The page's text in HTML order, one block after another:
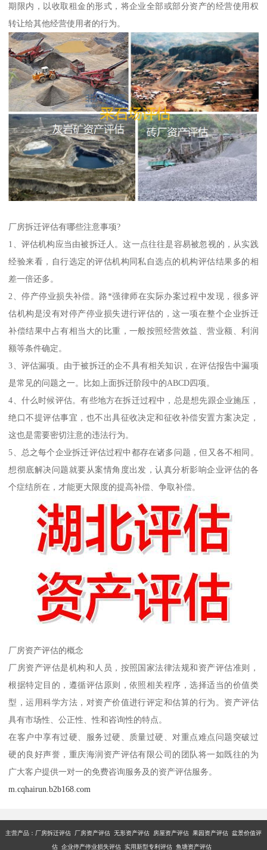
期限内，以收取租金的形式，将企业全部或部分资产的经营使用权
转让给其他经营使用者的行为。
厂房拆迁评估有哪些注意事项?
1、评估机构应当由被拆迁人。这一点往往是容易被忽视的，从实践
经验来看，自行选定的评估机构同私自选点的机构评估结果多的相
差一倍还多。
2、停产停业损失补偿。路*强律师在实际办案过程中发现，很多评
估机构是没有对停产停业损失进行评估的，这一项在整个企业拆迁
补偿结果中占有相当大的比重，一般按照经营效益、营业额、利润
额等条件确定。
3、评估漏项。由于被拆迁的企不具有相关知识，在评估报告中漏项
是常见的问题之一。比如上面拆迁阶段中的ABCD四项。
4、什么时候评估。有些地方在拆迁过程中，总是想先跟企业施压，
绝口不提评估事宜，也不出具征收决定和征收补偿安置方案决定，
这也是需要密切注意的违法行为。
5、总之每个企业拆迁评估过程中都存在诸多问题，但又各不相同。
想彻底解决问题就要从案情角度出发，认真分析影响企业评估的各
个症结所在，才能更大限度的提高补偿、争取补偿。
厂房资产评估的概念
厂房资产评估是机构和人员，按照国家法律法规和资产评估准则，
根据特定目的，遵循评估原则，依照相关程序，选择适当的价值类
型，运用科学方法，对资产价值进行评定和估算的行为。资产评估
具有市场性、公正性、性和咨询性的特点。
在客户中享有过硬、服务过硬、质量过硬、对重点难点问题突破过
硬的良好声誉，重庆海润资产评估有限公司的团队将一如既往的为
广大客户提供一对一的免费咨询服务及的资产评估服务。
m.cqhairun.b2b168.com
主营产品：厂房拆迁评估 厂房资产评估 无形资产评估 房屋资产评估 果园资产评估 盆景价值评
估 企业停产停业损失评估 实用新型专利评估 鱼塘资产评估